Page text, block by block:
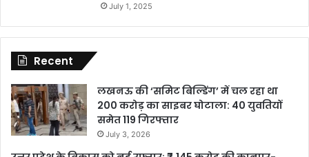
July 1, 2025
Recent
लखनऊ की ‘समिट बिल्डिंग’ में चल रहा था
200 करोड़ का साइबर घोटाला: 40 युवतियों
समेत 119 गिरफ्तार
July 3, 2026